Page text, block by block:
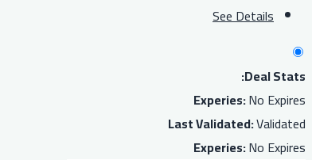
See Details
Deal Stats:
Experies:No Expires
Last Validated:Validated
Experies:No Expires